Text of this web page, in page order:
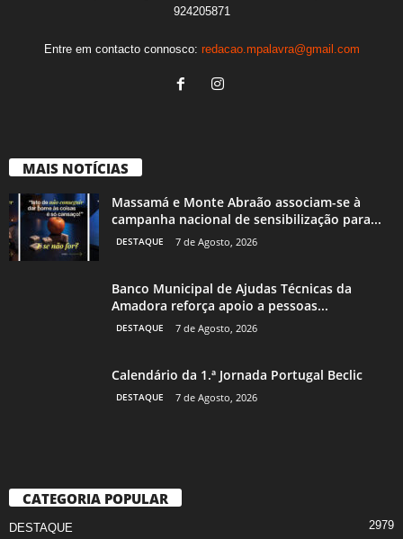
924205871
Entre em contacto connosco: redacao.mpalavra@gmail.com
MAIS NOTÍCIAS
Massamá e Monte Abraão associam-se à
campanha nacional de sensibilização para...
DESTAQUE 7 de Agosto, 2026
Banco Municipal de Ajudas Técnicas da
Amadora reforça apoio a pessoas...
DESTAQUE 7 de Agosto, 2026
Calendário da 1.ª Jornada Portugal Beclic
DESTAQUE 7 de Agosto, 2026
CATEGORIA POPULAR
DESTAQUE 2979